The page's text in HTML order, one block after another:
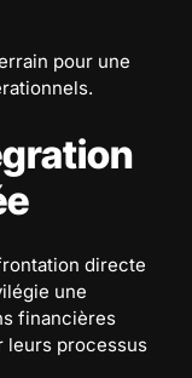
pour une
directe
une
financières
leurs processus